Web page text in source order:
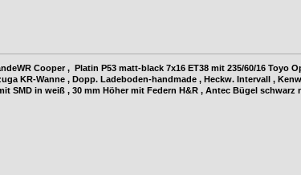
Cooper , Platin P53 matt-black 7x16 ET38 mit 235/60/16 Toyo
KR-Wanne , Dopp. Ladeboden-handmade , Heckw. Intervall ,
in weiß , 30 mm Höher mit Federn H&R , Antec Bügel schwarz